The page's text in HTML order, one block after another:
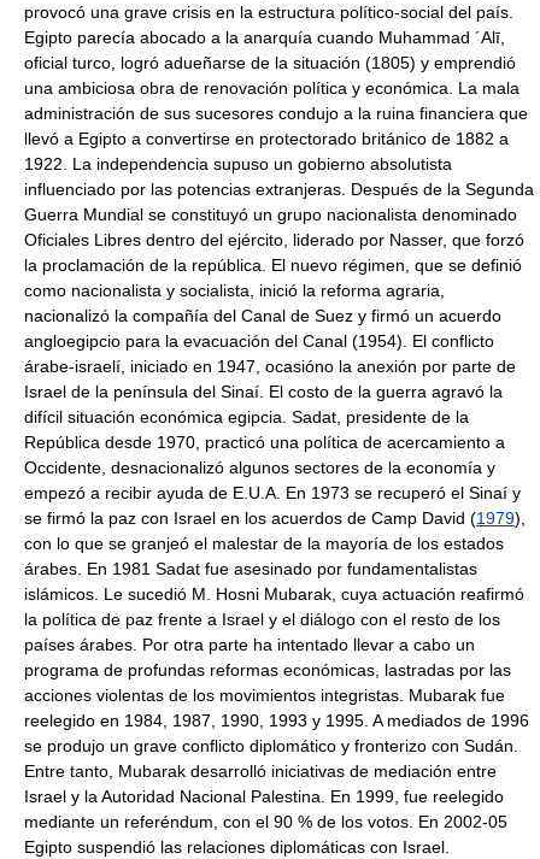
provocó una grave crisis en la estructura político-social del país.
Egipto parecía abocado a la anarquía cuando Muhammad ´Alī,
oficial turco, logró adueñarse de la situación (1805) y emprendió
una ambiciosa obra de renovación política y económica. La mala
administración de sus sucesores condujo a la ruina financiera que
llevó a Egipto a convertirse en protectorado británico de 1882 a
1922. La independencia supuso un gobierno absolutista
influenciado por las potencias extranjeras. Después de la Segunda
Guerra Mundial se constituyó un grupo nacionalista denominado
Oficiales Libres dentro del ejército, liderado por Nasser, que forzó
la proclamación de la república. El nuevo régimen, que se definió
como nacionalista y socialista, inició la reforma agraria,
nacionalizó la compañía del Canal de Suez y firmó un acuerdo
angloegipcio para la evacuación del Canal (1954). El conflicto
árabe-israelí, iniciado en 1947, ocasióno la anexión por parte de
Israel de la península del Sinaí. El costo de la guerra agravó la
difícil situación económica egipcia. Sadat, presidente de la
República desde 1970, practicó una política de acercamiento a
Occidente, desnacionalizó algunos sectores de la economía y
empezó a recibir ayuda de E.U.A. En 1973 se recuperó el Sinaí y
se firmó la paz con Israel en los acuerdos de Camp David (1979),
con lo que se granjeó el malestar de la mayoría de los estados
árabes. En 1981 Sadat fue asesinado por fundamentalistas
islámicos. Le sucedió M. Hosni Mubarak, cuya actuación reafirmó
la política de paz frente a Israel y el diálogo con el resto de los
países árabes. Por otra parte ha intentado llevar a cabo un
programa de profundas reformas económicas, lastradas por las
acciones violentas de los movimientos integristas. Mubarak fue
reelegido en 1984, 1987, 1990, 1993 y 1995. A mediados de 1996
se produjo un grave conflicto diplomático y fronterizo con Sudán.
Entre tanto, Mubarak desarrolló iniciativas de mediación entre
Israel y la Autoridad Nacional Palestina. En 1999, fue reelegido
mediante un referéndum, con el 90 % de los votos. En 2002-05
Egipto suspendió las relaciones diplomáticas con Israel.